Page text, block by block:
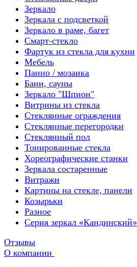
Зеркало
Зеркала с подсветкой
Зеркало в раме, багет
Смарт-стекло
Фартук из стекла для кухни
Мебель
Панно / мозаика
Бани, сауны
Зеркало "Шпион"
Витрины из стекла
Стеклянные ограждения
Стеклянные перегородки
Стеклянный пол
Тонированные стекла
Хореографические станки
Зеркала состаренные
Витражи
Картины на стекле, панели
Козырьки
Разное
Серия зеркал «Кандинский»
Отзывы
О компании